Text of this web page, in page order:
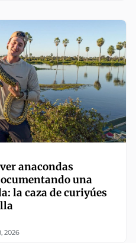
anacondas
una
la caza de curiyúes
2026